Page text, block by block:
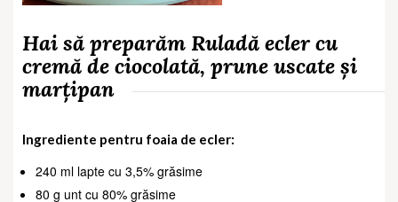
Hai să preparăm Ruladă ecler cu
cremă de ciocolată, prune uscate și
marțipan
Ingrediente pentru foaia de ecler:
240 ml lapte cu 3,5% grăsime
80 g unt cu 80% grăsime